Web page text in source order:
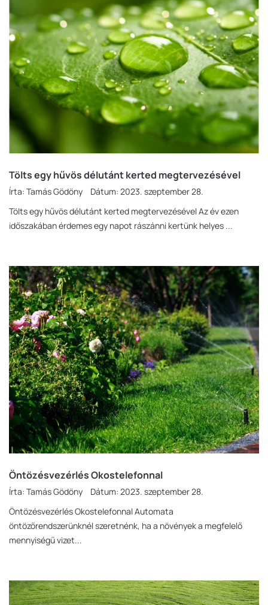
Tölts egy hűvös délutánt kerted megtervezésével
Írta: Tamás Gödöny Dátum: 2023. szeptember 28.
Tölts egy hűvös délutánt kerted megtervezésével Az év ezen
időszakában érdemes egy napot rászánni kertünk helyes ...
Öntözésvezérlés Okostelefonnal
Írta: Tamás Gödöny Dátum: 2023. szeptember 28.
Öntözésvezérlés Okostelefonnal Automata
öntözőrendszerünknél szeretnénk, ha a növények a megfelelő
mennyiségű vizet...